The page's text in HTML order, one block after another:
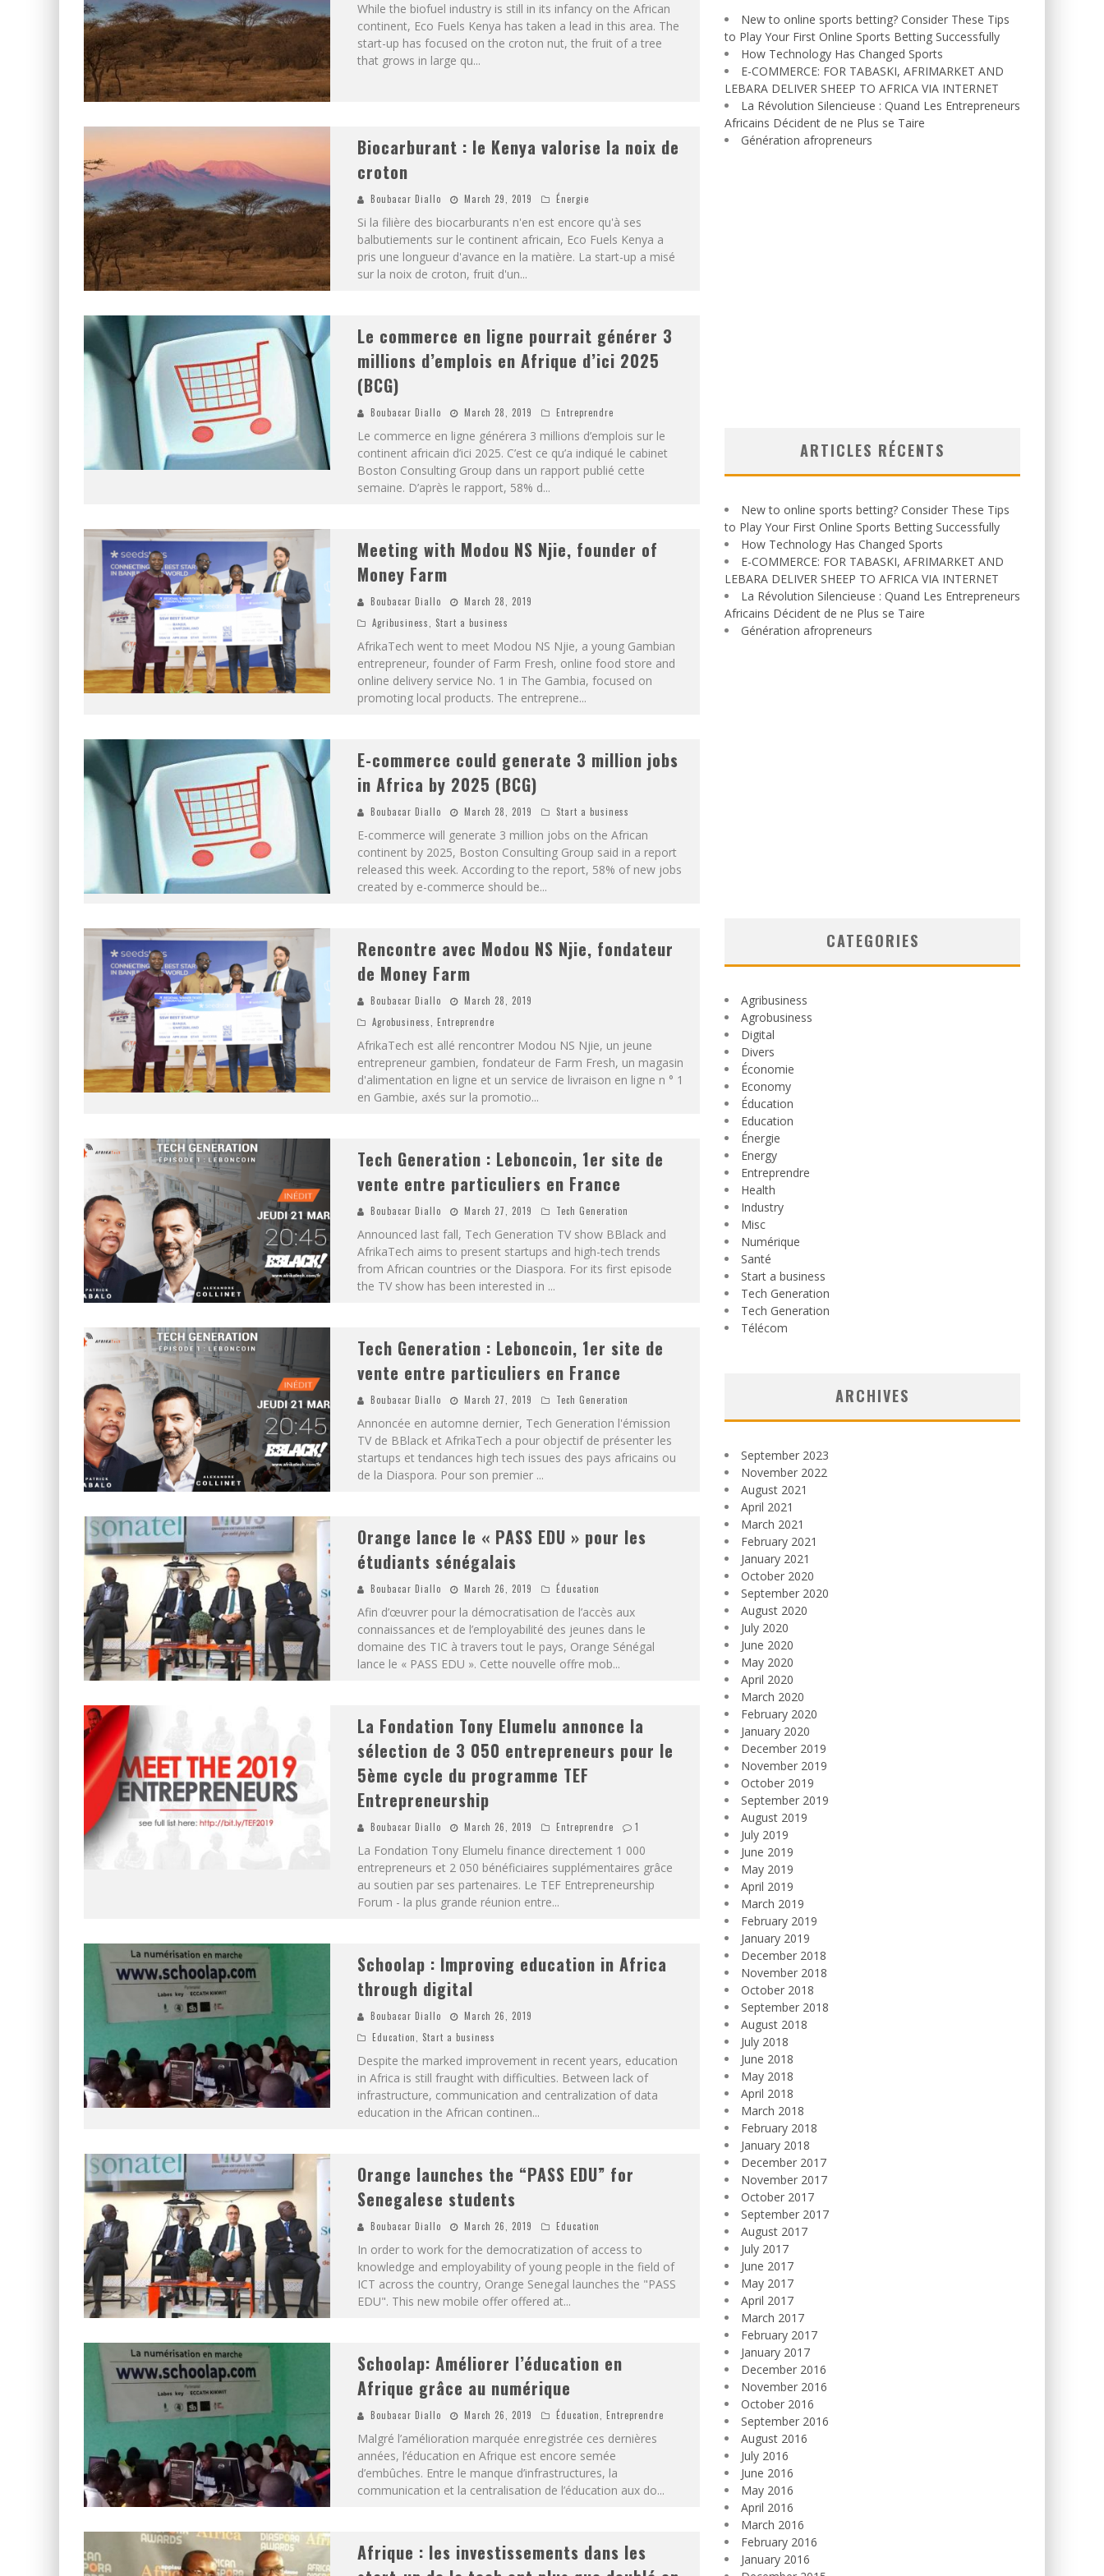
While the biofuel industry is still in its infancy on the African
continent, Eco Fuels Kenya has taken a lead in this area. The
start-up has focused on the croton nut, the fruit of a tree
that grows in large qu...
Biocarburant : le Kenya valorise la noix de
croton
Boubacar Diallo March 29, 2019 Énergie
Si la filière des biocarburants n'en est encore qu'à ses
balbutiements sur le continent africain, Eco Fuels Kenya a
pris une longueur d'avance en la matière. La start-up a misé
sur la noix de croton, fruit d'un...
Le commerce en ligne pourrait générer 3
millions d’emplois en Afrique d’ici 2025
(BCG)
Boubacar Diallo March 28, 2019 Entreprendre
Le commerce en ligne générera 3 millions d’emplois sur le
continent africain d’ici 2025. C’est ce qu’a indiqué le cabinet
Boston Consulting Group dans un rapport publié cette
semaine. D’après le rapport, 58% d...
Meeting with Modou NS Njie, founder of
Money Farm
Boubacar Diallo
March 28, 2019
Agribusiness
Start a business
AfrikaTech went to meet Modou NS Njie, a young Gambian
entrepreneur, founder of Farm Fresh, online food store and
online delivery service No. 1 in The Gambia, focused on
promoting local products. The entreprene...
E-commerce could generate 3 million jobs
in Africa by 2025 (BCG)
Boubacar Diallo March 28, 2019 Start a business
E-commerce will generate 3 million jobs on the African
continent by 2025, Boston Consulting Group said in a report
released this week. According to the report, 58% of new jobs
created by e-commerce should be...
Rencontre avec Modou NS Njie, fondateur
de Money Farm
Boubacar Diallo
March 28, 2019
Agrobusiness
Entreprendre
AfrikaTech est allé rencontrer Modou NS Njie, un jeune
entrepreneur gambien, fondateur de Farm Fresh, un magasin
d'alimentation en ligne et un service de livraison en ligne n ° 1
en Gambie, axés sur la promotio...
Tech Generation : Leboncoin, 1er site de
vente entre particuliers en France
Boubacar Diallo March 27, 2019 Tech Generation
Announced last fall, Tech Generation TV show BBlack and
AfrikaTech aims to present startups and high-tech trends
from African countries or the Diaspora. For its first episode
the TV show has been interested in ...
Tech Generation : Leboncoin, 1er site de
vente entre particuliers en France
Boubacar Diallo March 27, 2019 Tech Generation
Annoncée en automne dernier, Tech Generation l'émission
TV de BBlack et AfrikaTech a pour objectif de présenter les
startups et tendances high tech issues des pays africains ou
de la Diaspora. Pour son premier ...
Orange lance le « PASS EDU » pour les
étudiants sénégalais
Boubacar Diallo March 26, 2019 Éducation
Afin d’œuvrer pour la démocratisation de l’accès aux
connaissances et de l’employabilité des jeunes dans le
domaine des TIC à travers tout le pays, Orange Sénégal
lance le « PASS EDU ». Cette nouvelle offre mob...
La Fondation Tony Elumelu annonce la
sélection de 3 050 entrepreneurs pour le
5ème cycle du programme TEF
Entrepreneurship
Boubacar Diallo March 26, 2019 Entreprendre 1
La Fondation Tony Elumelu finance directement 1 000
entrepreneurs et 2 050 bénéficiaires supplémentaires grâce
au soutien par ses partenaires. Le TEF Entrepreneurship
Forum - la plus grande réunion entre...
Schoolap : Improving education in Africa
through digital
Boubacar Diallo
March 26, 2019
Education
Start a business
Despite the marked improvement in recent years, education
in Africa is still fraught with difficulties. Between lack of
infrastructure, communication and centralization of data
education in the African continen...
Orange launches the “PASS EDU” for
Senegalese students
Boubacar Diallo March 26, 2019 Education
In order to work for the democratization of access to
knowledge and employability of young people in the field of
ICT across the country, Orange Senegal launches the "PASS
EDU". This new mobile offer offered at...
Schoolap: Améliorer l’éducation en
Afrique grâce au numérique
Boubacar Diallo March 26, 2019 Éducation Entreprendre
Malgré l’amélioration marquée enregistrée ces dernières
années, l’éducation en Afrique est encore semée
d’embûches. Entre le manque d’infrastructures, la
communication et la centralisation de l’éducation aux do...
Afrique : les investissements dans les
New to online sports betting? Consider These Tips
to Play Your First Online Sports Betting Successfully
How Technology Has Changed Sports
E-COMMERCE: FOR TABASKI, AFRIMARKET AND
LEBARA DELIVER SHEEP TO AFRICA VIA INTERNET
La Révolution Silencieuse : Quand Les Entrepreneurs
Africains Décident de ne Plus se Taire
Génération afropreneurs
ARTICLES RÉCENTS
New to online sports betting? Consider These Tips
to Play Your First Online Sports Betting Successfully
How Technology Has Changed Sports
E-COMMERCE: FOR TABASKI, AFRIMARKET AND
LEBARA DELIVER SHEEP TO AFRICA VIA INTERNET
La Révolution Silencieuse : Quand Les Entrepreneurs
Africains Décident de ne Plus se Taire
Génération afropreneurs
CATEGORIES
Agribusiness
Agrobusiness
Digital
Divers
Économie
Economy
Éducation
Education
Énergie
Energy
Entreprendre
Health
Industry
Misc
Numérique
Santé
Start a business
Tech Generation
Tech Generation
Télécom
ARCHIVES
September 2023
November 2022
August 2021
April 2021
March 2021
February 2021
January 2021
October 2020
September 2020
August 2020
July 2020
June 2020
May 2020
April 2020
March 2020
February 2020
January 2020
December 2019
November 2019
October 2019
September 2019
August 2019
July 2019
June 2019
May 2019
April 2019
March 2019
February 2019
January 2019
December 2018
November 2018
October 2018
September 2018
August 2018
July 2018
June 2018
May 2018
April 2018
March 2018
February 2018
January 2018
December 2017
November 2017
October 2017
September 2017
August 2017
July 2017
June 2017
May 2017
April 2017
March 2017
February 2017
January 2017
December 2016
November 2016
October 2016
September 2016
August 2016
July 2016
June 2016
May 2016
April 2016
March 2016
February 2016
January 2016